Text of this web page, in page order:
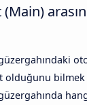
olduğunu